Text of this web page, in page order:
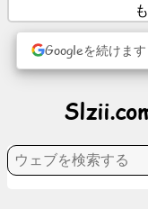
議
ー
テ
Googleを続けます